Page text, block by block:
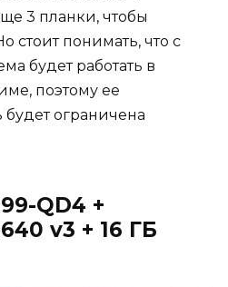
3 планки, чтобы
стоит понимать, что с
будет работать в
поэтому ее
ограничена
QD4 +
v3 + 16 ГБ